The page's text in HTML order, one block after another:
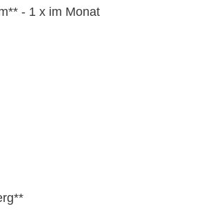
- 1 x im Monat